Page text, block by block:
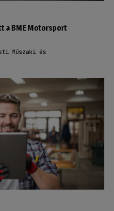
a BME Motorsport
Műszaki és